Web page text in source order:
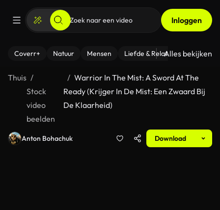
Inloggen
Coverr+ Natuur Mensen Liefde & Relaties - Fitness
Alles bekijken
Thuis
Stock
video
beelden
Warrior In The Mist: A Sword At The
Ready (Krijger In De Mist: Een Zwaard Bij
De Klaarheid)
Anton Bohachuk Download